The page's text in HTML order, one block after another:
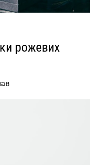
рожевих